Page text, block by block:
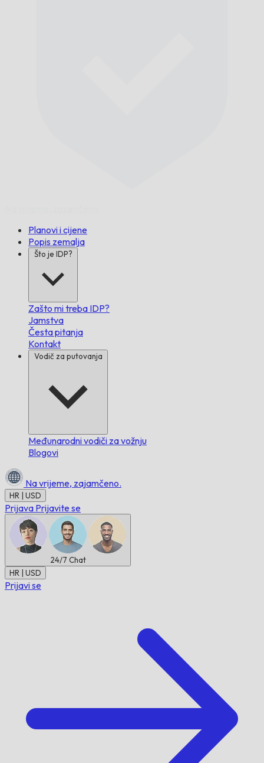
Planovi i cijene
Popis zemalja
Što je IDP?
Zašto mi treba IDP?
Jamstva
Česta pitanja
Kontakt
Vodič za putovanja
Međunarodni vodiči za vožnju
Blogovi
Na vrijeme, zajamčeno.
HR | USD
Prijava Prijavite se
24/7 Chat
HR | USD
Prijavi se